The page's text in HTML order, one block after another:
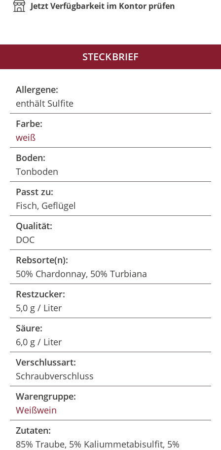
Jetzt Verfügbarkeit im Kontor prüfen
STECKBRIEF
Allergene:
enthält Sulfite
Farbe:
weiß
Boden:
Tonboden
Passt zu:
Fisch, Geflügel
Qualität:
DOC
Rebsorte(n):
50% Chardonnay, 50% Turbiana
Restzucker:
5,0 g / Liter
Säure:
6,0 g / Liter
Verschlussart:
Schraubverschluss
Warengruppe:
Weißwein
Zutaten:
85% Traube, 5% Kaliummetabisulfit, 5%